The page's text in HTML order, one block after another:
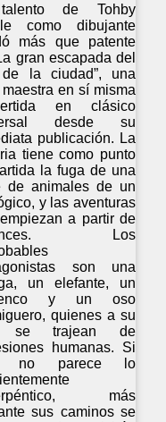
de Tohby
como dibujante
más que patente
gran escapada del
la ciudad”, una
en sí misma
en clásico
desde su
publicación. La
tiene como punto
la fuga de una
de animales de un
y las aventuras
a partir de
Los
son una
un elefante, un
y un oso
quienes a su
se trajean de
humanas. Si
no parece lo
más
sus caminos se